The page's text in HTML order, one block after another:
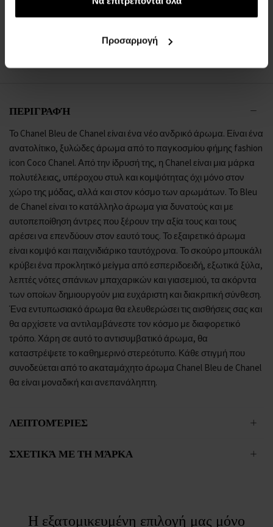
Προσαρμογή
Eau de Parfum - Άνδρες
103,00 €
ΠΕΡΙΓΡΑΦΉ
Το Chanel Bleu de Chanel είναι ένα νέο ανδρικό άρωμα. Είναι ένα
ανατολίτικο, ξυλώδες άρωμα από το παγκοσμίου φήμης fashion
icon Coco Chanel. Από την ίδρυσή της, η Chanel είναι μια μάρκα
πολυτέλειας, υπέροχου στυλ και κομψότητας όχι μόνο στον
χώρο της μόδας, αλλά και στον κόσμο των αρωμάτων. Το Bleu
de Chanel είναι το κατάλληλο άρωμα για δυνατούς και με
αυτοπεποίθηση άντρες που ξέρουν την αξία τους και τους
αρέσει να επενδύουν στον εαυτό τους. Το εξαιρετικό άρωμα
είναι κομψό και παιχνιδιάρικο ταυτόχρονα. Το σκούρο μπουκάλι
κρύβει ένα προκλητικό μείγμα από εσπεριδοειδή, εξωτικά ξύλα,
λεπτές νότες σπάνιων μπαχαρικών και γιασεμιού, τα ακόρντα
των οποίων δημιουργούν μια ευχάριστη και διακριτική σύνθεση.
Ένα εντυπωσιακό άρωμα θα ελευθερώσει τις αισθήσεις σας και
θα αρχίσετε να αντιλαμβάνεστε τον κόσμο με διαφορετικό
τρόπο. Χάρη σε αυτό το αντισυμβατικό άρωμα, θα
καταστρέψετε το καθημερινό στερεότυπο. Κάθε στιγμή που
συνοδεύεται από το ακαταμάχητο άρωμα Chanel Bleu de Chanel
θα είναι μοναδική και ανεπανάληπτη.
ΛΕΠΤΟΜΈΡΙΕΣ
ΣΧΕΤΙΚΆ ΜΕ ΤΗ ΜΆΡΚΑ
Η εξατομικευμένη επιλογή μας μόνο